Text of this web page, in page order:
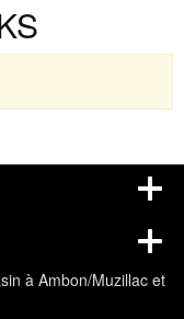
à Ambon/Muzillac et